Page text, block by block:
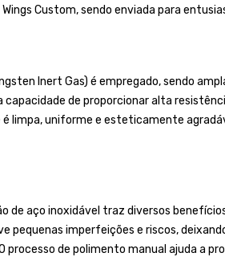
Custom, sendo enviada para
Inert Gas) é empregado, sendo
capacidade de proporcionar alta
limpa, uniforme e esteticamente
de aço inoxidável traz diversos
pequenas imperfeições e riscos,
processo de polimento manual ajuda a